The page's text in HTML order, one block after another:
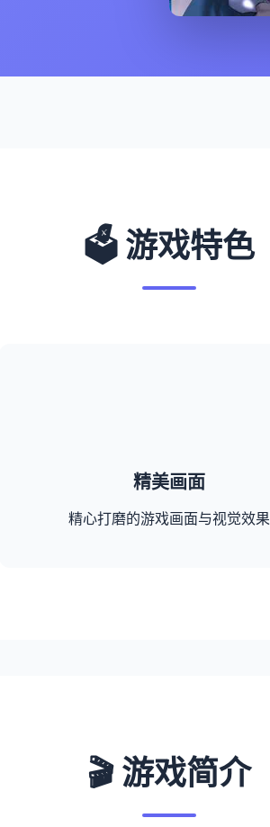
🗳️ 游戏特色
精美画面
精心打磨的游戏画面与视觉效果
🎬 游戏简介